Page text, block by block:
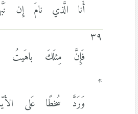
أَنا الَّذي نامَ إِن
٣٩
فَإِنَّ مِثلَكَ باهَيتُ
*
وَرَدَّ سُخطًا عَلى